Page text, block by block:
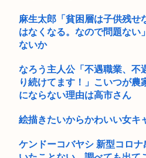
チムチム...
最近冷たい空調服ってやつが出て
早稲田大生、複数名がゴールドカ
食
【衝撃】田舎のヤンキー、とんで
「参加...
麻生太郎「貧困層は子供残せ
はなくなる。なので問題な
ないか
なろう主人公「不遇職業、不
り続けてます！」こいつが農
にならない理由は高市さん
絵描きたいからかわいい女キ
ケンドーコバヤシ 新型コロ